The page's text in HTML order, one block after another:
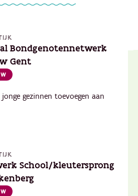
Bondgenotennetwerk
Gent
gezinnen toevoegen aan
School/kleutersprong